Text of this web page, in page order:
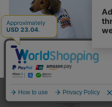
冷感素材ベリークール